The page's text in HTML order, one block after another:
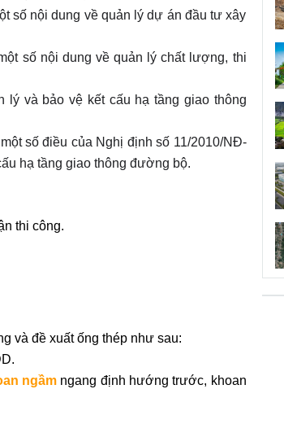
số nội dung về quản lý dự án đầu tư xây
số nội dung về quản lý chất lượng, thi
lý và bảo vệ kết cấu hạ tầng giao thông
số điều của Nghị định số 11/2010/NĐ-
hạ tầng giao thông đường bộ.
thi công.
và đề xuất ống thép như sau:
ngầmngang định hướng trước, khoan